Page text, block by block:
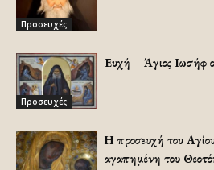
Προσευχές
Προσευχές
Ευχή – Άγιος Ιωσήφ
Η προσευχή του
αγαπημένη του